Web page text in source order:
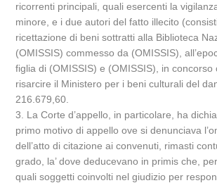
ricorrenti principali, quali esercenti la
minore, e i due autori del fatto illecito
ricettazione di beni sottratti alla Biblioteca
(OMISSIS) commesso da (OMISSIS),
figlia di (OMISSIS) e (OMISSIS), in concorso
risarcire il Ministero per i beni culturali del
216.679,60.
3. La Corte d’appello, in particolare, ha
primo motivo di appello ove si denunciava
dell’atto di citazione ai convenuti, rimasti
grado, la’ dove deducevano in primis che,
quali soggetti coinvolti nel giudizio per